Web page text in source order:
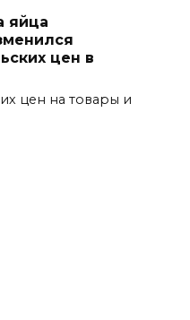
яйца
цен в
цен на товары и